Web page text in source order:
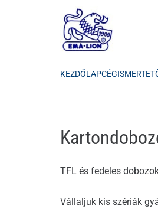
KEZDŐLAP
TFL és fedeles
Vállaljuk kis szériák